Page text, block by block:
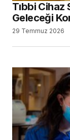
Tıbbi Cihaz
Geleceği
29 Temmuz 2026